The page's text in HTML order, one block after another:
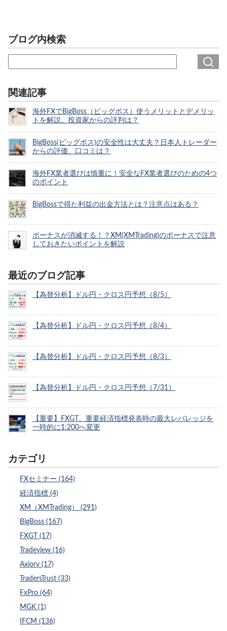
ブログ内検索
関連記事
海外FXでBigBoss（ビッグボス）使うメリットとデメリッ
トを解説。投資家からの評判は？
BigBoss(ビッグボス)の安全性は大丈夫？日本人トレーダー
からの評価、口コミは？
海外FX業者選びは慎重に！安全なFX業者選びのための4つ
のポイント
BigBossで得た利益の出金方法とは？注意点はある？
ボーナスが消滅する！？XM(XMTrading)のボーナスで注意
しておきたいポイントを解説
最近のブログ記事
【為替分析】ドル円・クロス円予想（8/5）
【為替分析】ドル円・クロス円予想（8/4）
【為替分析】ドル円・クロス円予想（8/3）
【為替分析】ドル円・クロス円予想（7/31）
【重要】FXGT、重要経済指標発表時の最大レバレッジを
一時的に1:200へ変更
カテゴリ
FXセミナー (164)
経済指標 (4)
XM（XMTrading） (291)
BigBoss (167)
FXGT (17)
Tradeview (16)
Axiory (17)
TradersTrust (33)
FxPro (64)
MGK (1)
IFCM (136)